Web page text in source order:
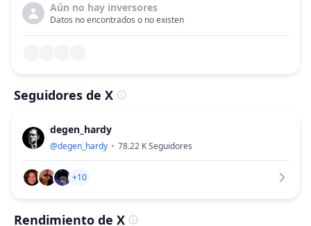
Aún no hay inversores
Datos no encontrados o no existen
Seguidores de X
degen_hardy
@degen_hardy 78.22 KSeguidores
+10
Rendimiento de X